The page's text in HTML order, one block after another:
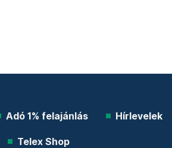
Adó 1% felajánlás Hírlevelek
Telex Shop